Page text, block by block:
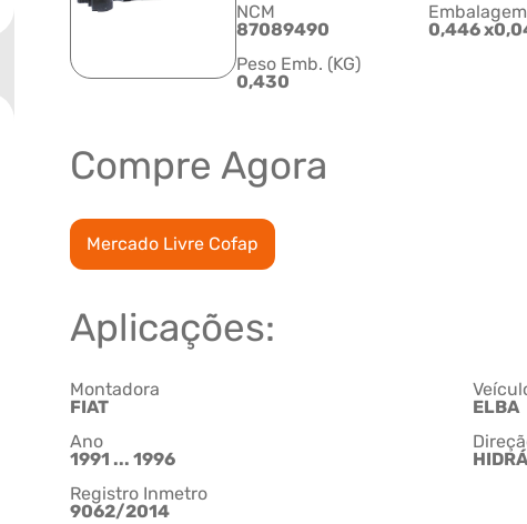
NCM
87089490
0,446
Peso Emb. (KG)
0,430
Compre Agora
Mercado Livre Cofap
Aplicações:
Montadora
FIAT
ELBA
Ano
1991 ... 1996
Registro Inmetro
9062/2014